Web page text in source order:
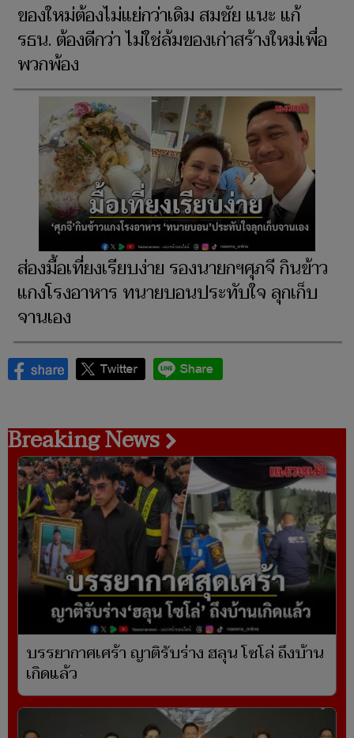
ของใหม่ต้องไม่แย่กว่าเดิม สมชัย แนะ แก้
รธน. ต้องดีกว่า ไม่ใช่ล้มของเก่าสร้างใหม่เพื่อ
พวกพ้อง
ส่องมื้อเที่ยงเรียบง่าย รองนายกฯศุภจี กินข้าว
แกงโรงอาหาร ทนายบอนประทับใจ ลุกเก็บ
จานเอง
Breaking News
บรรยากาศเศร้า ญาติรับร่าง ฮลุน โซโล่ ถึงบ้าน
เกิดแล้ว